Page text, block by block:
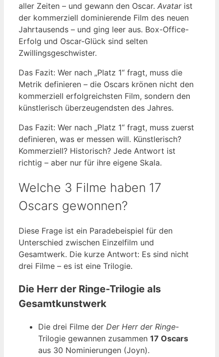
aller Zeiten – und gewann den Oscar. Avatarist
der kommerziell dominierende Film des neuen
Jahrtausends – und ging leer aus. Box-Office-
Erfolg und Oscar-Glück sind selten
Zwillingsgeschwister.
Das Fazit: Wer nach „Platz 1“ fragt, muss die
Metrik definieren – die Oscars krönen nicht den
kommerziell erfolgreichsten Film, sondern den
künstlerisch überzeugendsten des Jahres.
Das Fazit: Wer nach „Platz 1“ fragt, muss zuerst
definieren, was er messen will. Künstlerisch?
Kommerziell? Historisch? Jede Antwort ist
richtig – aber nur für ihre eigene Skala.
Welche 3 Filme haben 17
Oscars gewonnen?
Diese Frage ist ein Paradebeispiel für den
Unterschied zwischen Einzelfilm und
Gesamtwerk. Die kurze Antwort: Es sind nicht
drei Filme – es ist eine Trilogie.
Die Herr der Ringe-Trilogie als
Gesamtkunstwerk
Die drei Filme der Der Herr der Ringe-
Trilogie gewannen zusammen 17 Oscars
aus 30 Nominierungen (Joyn).